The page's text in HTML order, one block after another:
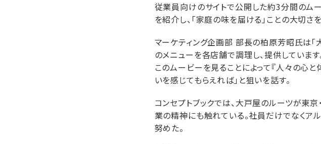
従業員向けのサイトで公開した約3分間のム
を紹介し、「家庭の味を届ける」ことの大切さ
マーケティング企画部 部長の柏原芳昭氏は「
のメニューを各店舗で調理し、提供していま
このムービーを見ることによって『人々の心
いを感じてもらえれば」と狙いを話す。
コンセプトブックでは、大戸屋のルーツが東
業の精神にも触れている。社員だけでなくア
努めた。